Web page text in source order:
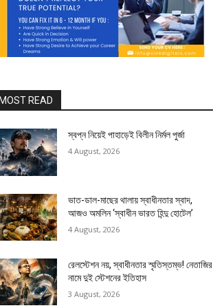
READ
স্বপ্ন নিয়েই পাহাড়েই বিলীন নির্মল পুর্জা
4 August, 2026
ভাত-ডাল-মাছের থালায় স্বাধীনতার স্বাদ,
আজও অমলিন ‘স্বাধীন ভারত হিন্দু হোটেল’
4 August, 2026
রেলস্টেশন নয়, স্বাধীনতার স্মৃতিস্তম্ভ! নেতাজির
নামে দুই স্টেশনের ইতিহাস
3 August, 2026